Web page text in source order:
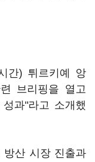
간) 튀르키예 앙
브리핑을 열고
과"라고 소개했
산 시장 진출과